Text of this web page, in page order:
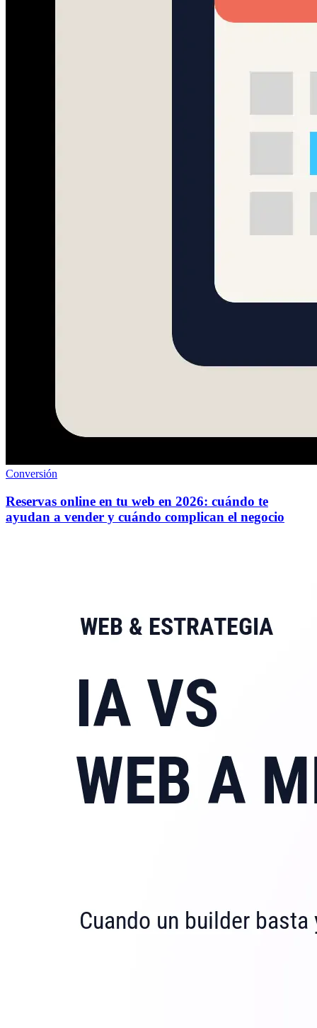
Conversión
Reservas online en tu web en 2026: cuándo te
ayudan a vender y cuándo complican el negocio